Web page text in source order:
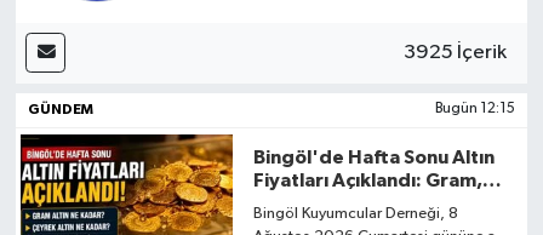
3925 İçerik
GÜNDEM Bugün 12:15
Bingöl'de Hafta Sonu Altın
Fiyatları Açıklandı: Gram,
Çeyrek ve Tam Altın Ne
Kadar?
Bingöl Kuyumcular Derneği, 8
EKONOMİ
GÜNDEM
KARLIOVA
Süper Lig Puan Durumu ve Fikstür
Son Dakika Haberleri
Haber Arşivi